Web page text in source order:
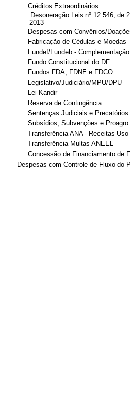
Créditos Extraordinários
Desoneração Leis nº 12.546, de
2013
Despesas com Convênios/
Fabricação de Cédulas e Moedas
Fundef/Fundeb - Complementação
Fundo Constitucional do DF
Fundos FDA, FDNE e FDCO
Legislativo/Judiciário/MPU/DPU
Lei Kandir
Reserva de Contingência
Sentenças Judiciais e Precatórios
Subsídios, Subvenções e Proagro
Transferência ANA - Receitas
Transferência Multas ANEEL
Concessão de Financiamento de
Despesas com Controle de Fluxo do